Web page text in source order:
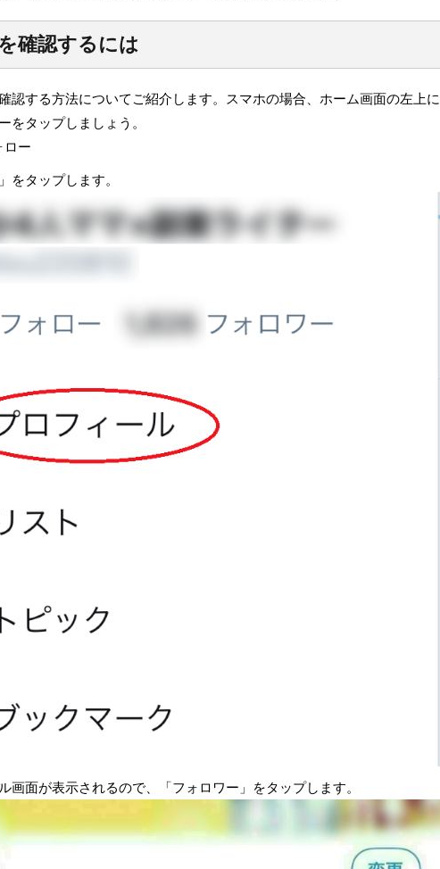
確認するには
認する方法についてご紹介します。スマホの場合、ホーム画面の左上に
をタップしましょう。
をタップします。
画面が表示されるので、「フォロワー」をタップします。